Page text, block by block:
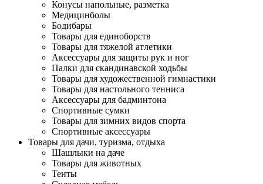
Конусы напольные, разметка
Медицинболы
Бодибары
Товары для единоборств
Товары для тяжелой атлетики
Аксессуары для защиты рук и ног
Палки для скандинавской ходьбы
Товары для художественной гимнастики
Товары для настольного тенниса
Аксессуары для бадминтона
Спортивные сумки
Товары для зимних видов спорта
Спортивные аксессуары
Товары для дачи, туризма, отдыха
Шашлыки на даче
Товары для животных
Тенты